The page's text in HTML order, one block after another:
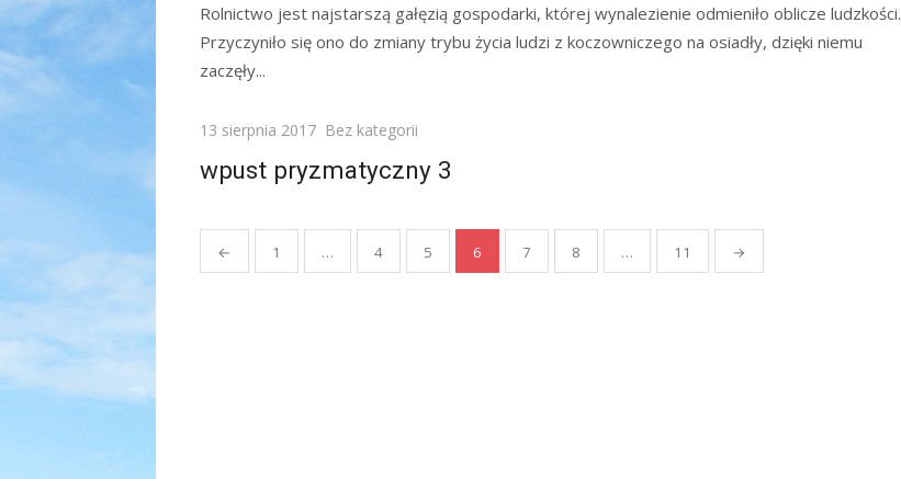
Rolnictwo jest najstarszą gałęzią gospodarki, której wynalezienie odmieniło oblicze ludzkości.
Przyczyniło się ono do zmiany trybu życia ludzi z koczowniczego na osiadły, dzięki niemu
zaczęły...
Posted
13 sierpnia 2017 Bez kategorii
wpust pryzmatyczny 3
Stronicowanie
wpisów
← 1 … 4 5 6 7 8 … 11 →